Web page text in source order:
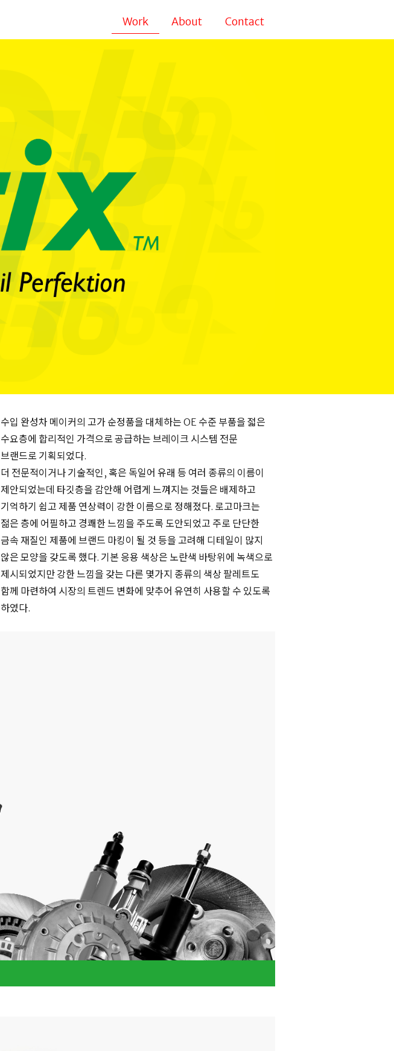
Work About Contact
수입 완성차 메이커의 고가 순정품을 대체하는 OE 수준 부품을 젋은
수요층에 합리적인 가격으로 공급하는 브레이크 시스템 전문
브랜드로 기획되었다.
더 전문적이거나 기술적인, 혹은 독일어 유래 등 여러 종류의 이름이
제안되었는데 타깃층을 감안해 어렵게 느껴지는 것들은 배제하고
기억하기 쉽고 제품 연상력이 강한 이름으로 정해졌다. 로고마크는
젊은 층에 어필하고 경쾌한 느낌을 주도록 도안되었고 주로 단단한
금속 재질인 제품에 브랜드 마킹이 될 것 등을 고려해 디테일이 많지
않은 모양을 갖도록 했다. 기본 응용 색상은 노란색 바탕위에 녹색으로
제시되었지만 강한 느낌을 갖는 다른 몇가지 종류의 색상 팔레트도
함께 마련하여 시장의 트렌드 변화에 맞추어 유연히 사용할 수 있도록
하였다.